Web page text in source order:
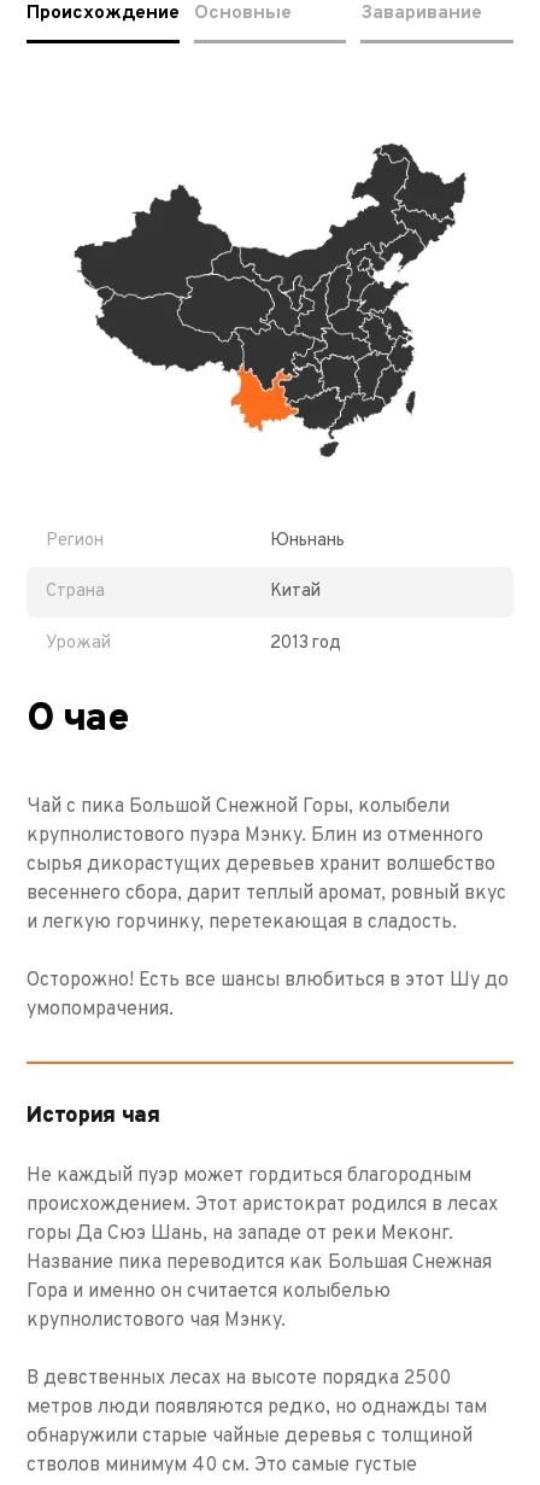
Происхождение Основные Заваривание
Регион Юньнань
Страна Китай
Урожай 2013 год
О чае
Чай с пика Большой Снежной Горы, колыбели
крупнолистового пуэра Мэнку. Блин из отменного
сырья дикорастущих деревьев хранит волшебство
весеннего сбора, дарит теплый аромат, ровный вкус
и легкую горчинку, перетекающая в сладость.
Осторожно! Есть все шансы влюбиться в этот Шу до
умопомрачения.
История чая
Не каждый пуэр может гордиться благородным
происхождением. Этот аристократ родился в лесах
горы Да Сюэ Шань, на западе от реки Меконг.
Название пика переводится как Большая Снежная
Гора и именно он считается колыбелью
крупнолистового чая Мэнку.
В девственных лесах на высоте порядка 2500
метров люди появляются редко, но однажды там
обнаружили старые чайные деревья с толщиной
стволов минимум 40 см. Это самые густые